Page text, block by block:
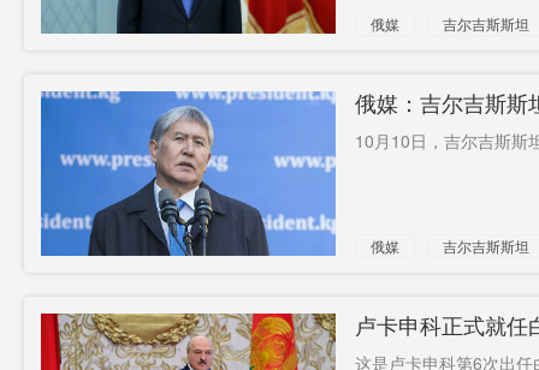
俄媒 吉尔吉斯斯坦
俄媒：吉尔吉斯斯
10月10日，吉尔吉斯斯
俄媒 吉尔吉斯斯坦
卢卡申科正式就任
这是卢卡申科第6次出